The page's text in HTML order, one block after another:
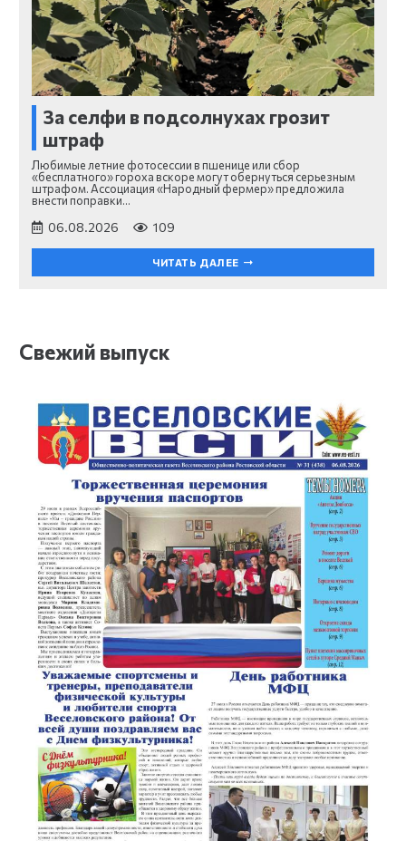
За селфи в подсолнухах грозит
штраф
Любимые летние фотосессии в пшенице или сбор
«бесплатного» гороха вскоре могут обернуться серьезным
штрафом. Ассоциация «Народный фермер» предложила
внести поправки…
06.08.2026 109
ЧИТАТЬ ДАЛЕЕ
Свежий выпуск